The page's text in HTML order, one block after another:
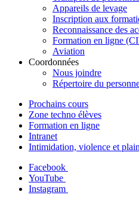
Appareils de levage
Inscription aux
Reconnaissance des
Formation en ligne
Aviation
Coordonnées
Nous joindre
Répertoire du
Prochains cours
Zone techno élèves
Formation en ligne
Intranet
Intimidation, violence et
Facebook
YouTube
Instagram